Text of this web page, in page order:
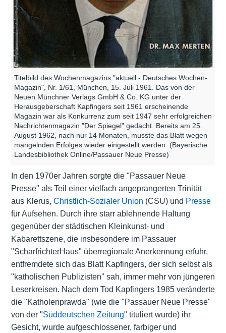
Titelbild des Wochenmagazins "aktuell - Deutsches Wochen-
Magazin", Nr. 1/61, München, 15. Juli 1961. Das von der
Neuen Münchner Verlags GmbH & Co. KG unter der
Herausgeberschaft Kapfingers seit 1961 erscheinende
Magazin war als Konkurrenz zum seit 1947 sehr erfolgreichen
Nachrichtenmagazin "Der Spiegel" gedacht. Bereits am 25.
August 1962, nach nur 14 Monaten, musste das Blatt wegen
mangelnden Erfolges wieder eingestellt werden. (Bayerische
Landesbibliothek Online/Passauer Neue Presse)
In den 1970er Jahren sorgte die "Passauer Neue
Presse" als Teil einer vielfach angeprangerten Trinität
aus Klerus, Christlich-Sozialer Union (CSU) und Presse
für Aufsehen. Durch ihre starr ablehnende Haltung
gegenüber der städtischen Kleinkunst- und
Kabarettszene, die insbesondere im Passauer
"ScharfrichterHaus" überregionale Anerkennung erfuhr,
entfremdete sich das Blatt Kapfingers, der sich selbst als
"katholischen Publizisten" sah, immer mehr von jüngeren
Leserkreisen. Nach dem Tod Kapfingers 1985 veränderte
die "Katholenprawda" (wie die "Passauer Neue Presse"
von der "Süddeutschen Zeitung" tituliert wurde) ihr
Gesicht, wurde aufgeschlossener, farbiger und